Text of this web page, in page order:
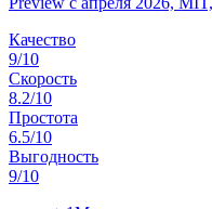
Качество
9/10
Скорость
8.2/10
Простота
6.5/10
Выгодность
9/10